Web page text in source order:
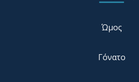
Ώμος
Γόνατο